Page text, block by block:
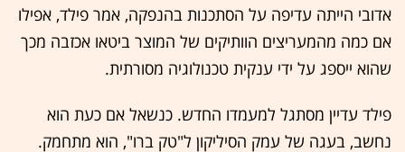
אדובי הייתה עדיפה על הסתכנות בהנפקה, אמר פילד, אפילו
אם כמה מהמעריצים הוותיקים של המוצר ביטאו אכזבה מכך
שהוא ייספג על ידי ענקית טכנולוגיה מסורתית.
פילד עדיין מסתגל למעמדו החדש. כנשאל אם כעת הוא
נחשב, בעגה של עמק הסיליקון ל"טק ברו", הוא מתחמק.